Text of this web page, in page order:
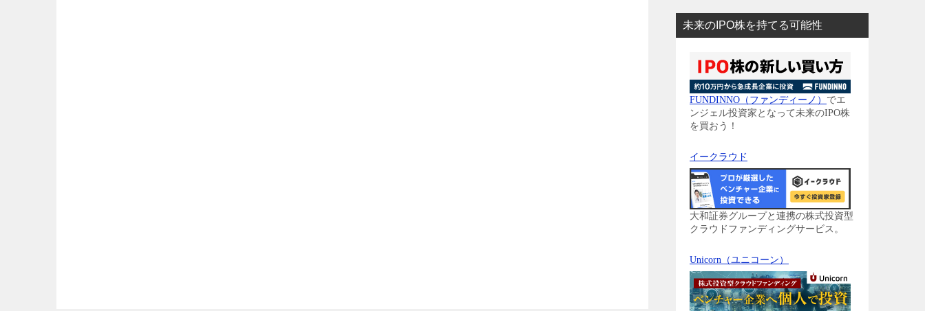
未来のIPO株を持てる可能性
FUNDINNO（ファンディーノ） でエ
ンジェル投資家となって未来のIPO株
を買おう！
イークラウド
大和証券グループと連携の株式投資型
クラウドファンディングサービス。
Unicorn（ユニコーン）